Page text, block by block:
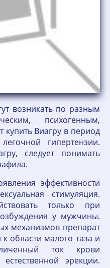
возникать по разным
психогенным,
Виагру в период
гипертензии.
следует понимать
эффективности
стимуляция.
только при
у мужчины.
механизмов препарат
области малого таза и
ток крови
эрекции.